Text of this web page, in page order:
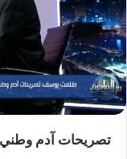
تصريحات آدم وطني